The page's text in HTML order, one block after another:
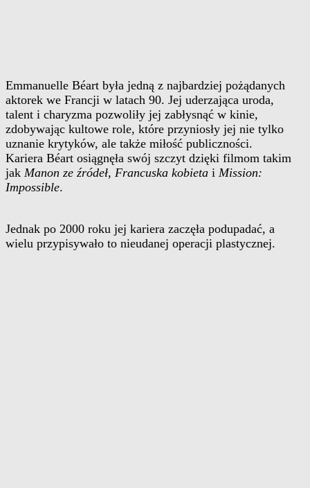
Emmanuelle Béart była jedną z najbardziej pożądanych
aktorek we Francji w latach 90. Jej uderzająca uroda,
talent i charyzma pozwoliły jej zabłysnąć w kinie,
zdobywając kultowe role, które przyniosły jej nie tylko
uznanie krytyków, ale także miłość publiczności.
Kariera Béart osiągnęła swój szczyt dzięki filmom takim
jak Manon ze źródeł, Francuska kobieta i Mission:
Impossible.
Jednak po 2000 roku jej kariera zaczęła podupadać, a
wielu przypisywało to nieudanej operacji plastycznej.